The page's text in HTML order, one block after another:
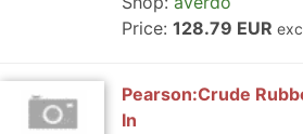
Price: 128.79 EUR
Pearson:Crude
In